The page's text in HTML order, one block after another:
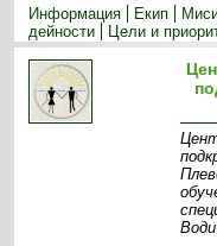
Информация
Екип
дейности
Цели и